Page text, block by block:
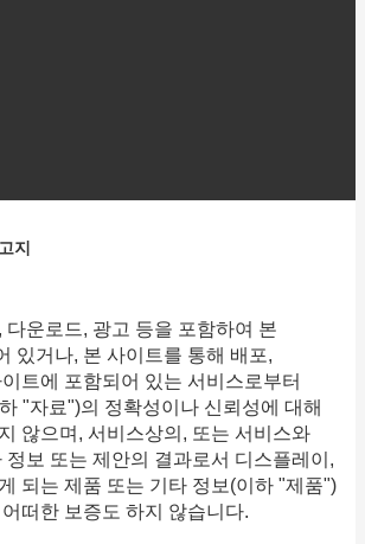
지
다운로드, 광고 등을 포함하여 본
있거나, 본 사이트를 통해 배포,
트에 포함되어 있는 서비스로부터
"자료")의 정확성이나 신뢰성에 대해
않으며, 서비스상의, 또는 서비스와
정보 또는 제안의 결과로서 디스플레이,
되는 제품 또는 기타 정보(이하 "제품")
떠한 보증도 하지 않습니다.